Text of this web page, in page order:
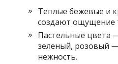
Теплые бежевые и
создают ощущение
Пастельные цвета
зеленый, розовый
нежность.